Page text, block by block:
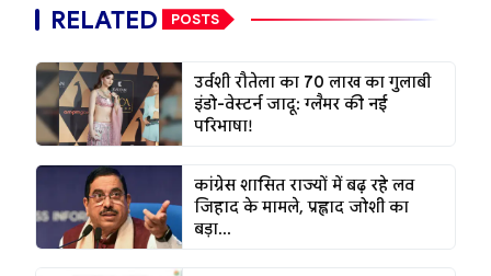
RELATED POSTS
उर्वशी रौतेला का 70 लाख का गुलाबी
इंडो-वेस्टर्न जादू: ग्लैमर की नई
परिभाषा!
कांग्रेस शासित राज्यों में बढ़ रहे लव
जिहाद के मामले, प्रह्लाद जोशी का
बड़ा...